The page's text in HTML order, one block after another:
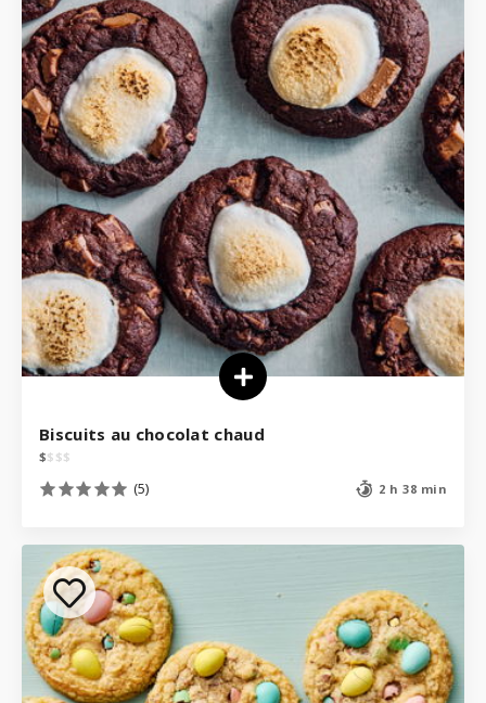
Biscuits au chocolat chaud
$$ $$
(5) 2 h 38 min